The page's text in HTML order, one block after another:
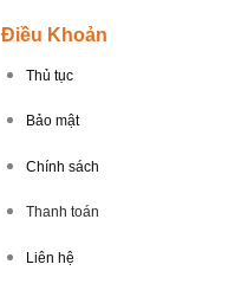
Điều Khoản
Thủ tục
Bảo mật
Chính sách
Thanh toán
Liên hệ